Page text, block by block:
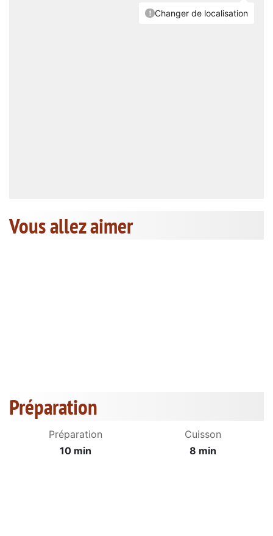
Vous allez aimer
Préparation
Préparation
10 min
Cuisson
8 min